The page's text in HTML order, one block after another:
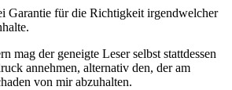
Garantie für die Richtigkeit irgendwelcher
mag der geneigte Leser selbst stattdessen
annehmen, alternativ den, der am
von mir abzuhalten.